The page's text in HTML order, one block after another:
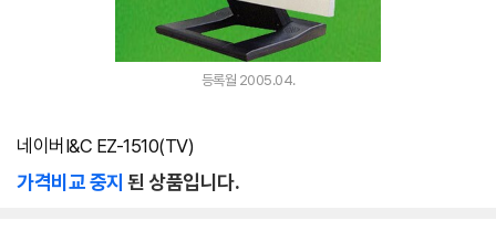
등록월 2005.04.
네이버I&C EZ-1510(TV)
가격비교 중지 된 상품입니다.